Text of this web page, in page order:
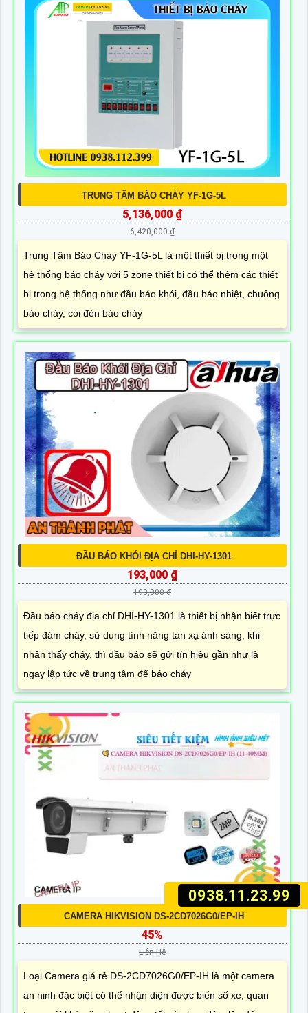
0938.11.23.99
TRUNG TÂM BÁO CHÁY YF-1G-5L
5,136,000 ₫
6,420,000 ₫
Trung Tâm Báo Cháy YF-1G-5L là một thiết bị trong một
hệ thống báo cháy với 5 zone thiết bị có thể thêm các thiết
bị trong hệ thống như đầu báo khói, đầu báo nhiệt, chuông
báo cháy, còi đèn báo cháy
ĐẦU BÁO KHÓI ĐỊA CHỈ DHI-HY-1301
193,000 ₫
193,000 ₫
Đầu báo cháy địa chỉ DHI-HY-1301 là thiết bị nhận biết trực
tiếp đám cháy, sử dụng tính năng tán xạ ánh sáng, khi
nhận thấy cháy, thì đầu báo sẽ gửi tín hiệu gần như là
ngay lập tức về trung tâm để báo cháy
CAMERA HIKVISION DS-2CD7026G0/EP-IH
45%
Liên Hệ
Loại Camera giá rẻ DS-2CD7026G0/EP-IH là một camera
an ninh đặc biệt có thể nhận diện được biển số xe, quan